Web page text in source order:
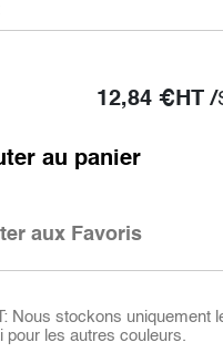
12,84 €HT /
au panier
aux Favoris
Nous stockons uniquement
pour les autres couleurs.